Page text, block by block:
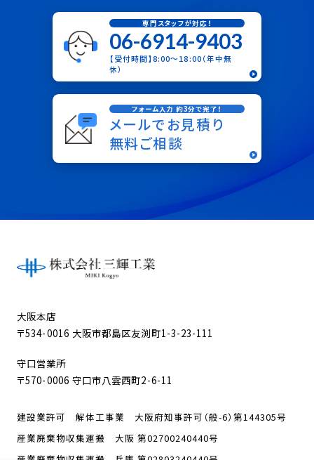
専門スタッフが対応！
06-6914-9403
【受付時間】8:00〜18:00（年中無
休）
フォーム入力 約3分で完了！
メールでお見積り
無料ご相談
大阪本店
〒534-0016 大阪市都島区友渕町1-3-23-111
守口営業所
〒570-0006 守口市八雲西町2-6-11
建設業許可 解体工事業 大阪府知事許可（般-6）第144305号
産業廃棄物収集運搬 大阪 第02700240440号